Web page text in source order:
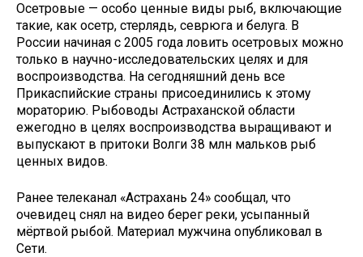
Осетровые — особо ценные виды рыб, включающие
такие, как осетр, стерлядь, севрюга и белуга. В
России начиная с 2005 года ловить осетровых можно
только в научно-исследовательских целях и для
воспроизводства. На сегодняшний день все
Прикаспийские страны присоединились к этому
мораторию. Рыбоводы Астраханской области
ежегодно в целях воспроизводства выращивают и
выпускают в притоки Волги 38 млн мальков рыб
ценных видов.
Ранее телеканал «Астрахань 24» сообщал, что
очевидец снял на видео берег реки, усыпанный
мёртвой рыбой. Материал мужчина опубликовал в
Сети.